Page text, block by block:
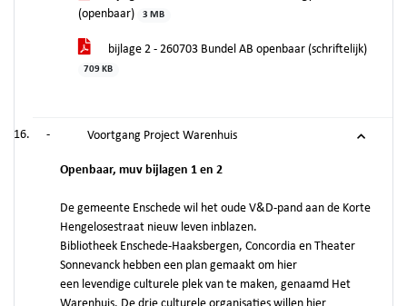
(openbaar)
3 MB
bijlage 2 - 260703 Bundel AB openbaar (schriftelijk)
709 KB
- Voortgang Project Warenhuis
Openbaar, muv bijlagen 1 en 2
De gemeente Enschede wil het oude V&D-pand aan de Korte
Hengelosestraat nieuw leven inblazen.
Bibliotheek Enschede-Haaksbergen, Concordia en Theater
Sonnevanck hebben een plan gemaakt om hier
een levendige culturele plek van te maken, genaamd Het